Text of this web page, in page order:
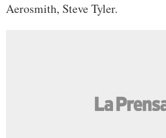
Aerosmith, Steve Tyler.